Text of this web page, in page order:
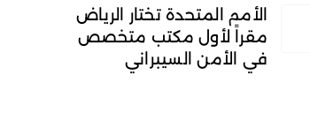
الأمم المتحدة تختار الرياض
مقراً لأول مكتب متخصص
في الأمن السيبراني